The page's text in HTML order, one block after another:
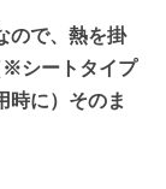
ので、熱を掛
※シートタイプ
時に）そのま